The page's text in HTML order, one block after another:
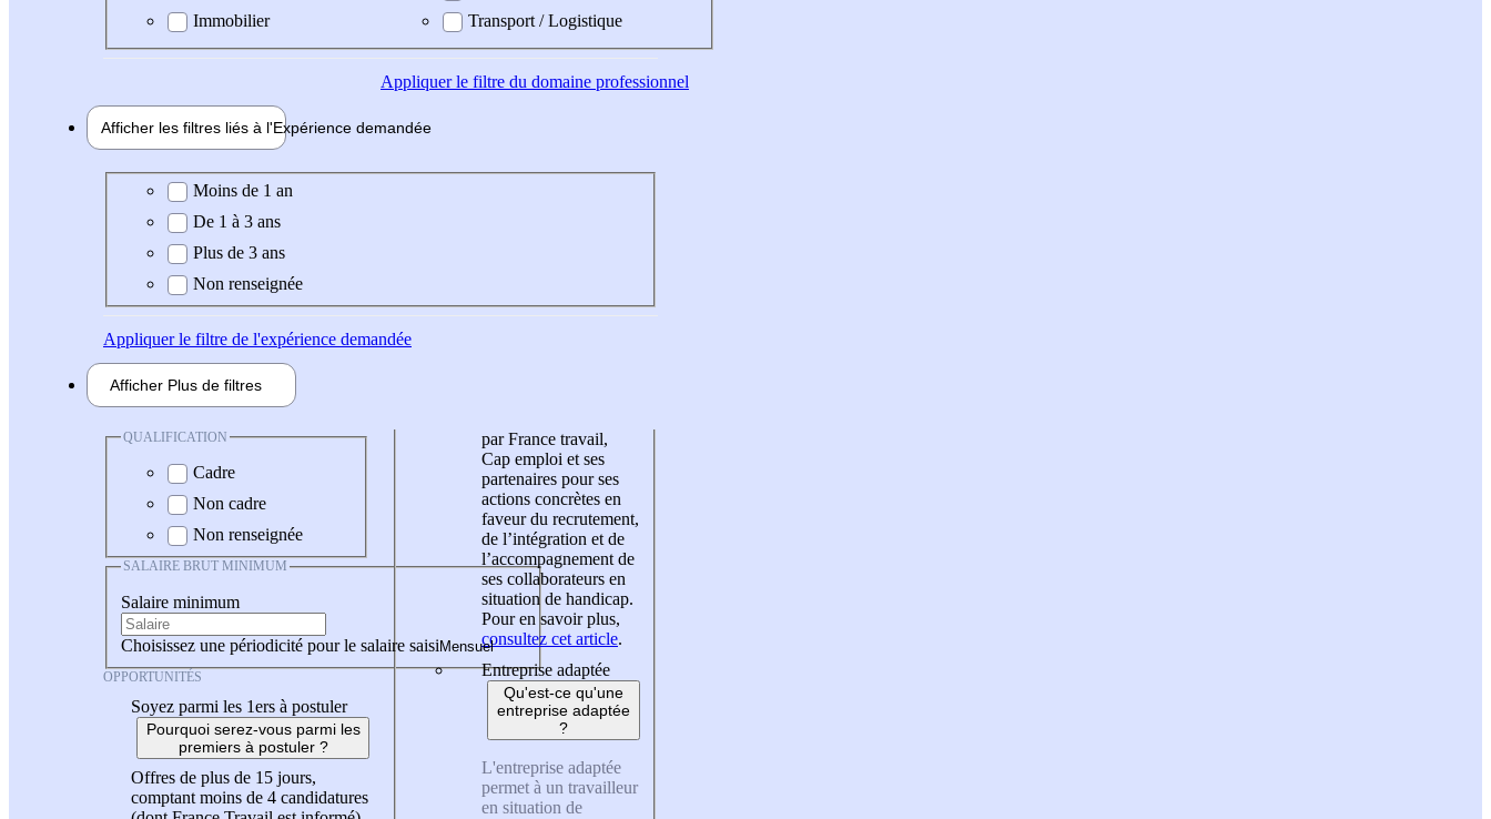
Immobilier
Transport / Logistique
Appliquerle filtre du domaine professionnel
Afficher les filtres liés à l'Expérience demandée
Expérience demandée
Moins de 1 an
De 1 à 3 ans
Plus de 3 ans
Non renseignée
Appliquerle filtre de l'expérience demandée
Afficher Plus de filtres
QUALIFICATION
Cadre
Non cadre
Non renseignée
SALAIRE BRUT MINIMUM
Salaire minimum
Choisissez une périodicité pour le salaire saisi
OPPORTUNITÉS
Soyez parmi les 1ers à postuler
Pourquoi serez-vous parmi les
premiers à postuler ?
Offres de plus de 15 jours,
comptant moins de 4 candidatures
par France travail,
Cap emploi et ses
partenaires pour ses
actions concrètes en
faveur du recrutement,
de l’intégration et de
l’accompagnement de
ses collaborateurs en
situation de handicap.
Pour en savoir plus,
consultez cet article.
Entreprise adaptée
Qu'est-ce qu'une
entreprise adaptée
?
L'entreprise adaptée
permet à un travailleur
en situation de